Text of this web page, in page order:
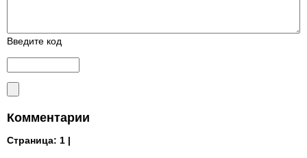
Введите код
Комментарии
Страница: 1 |